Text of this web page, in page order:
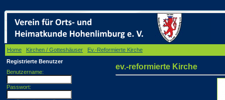
Home Kirchen / Gotteshäuser Ev.-Reformierte Kirche
Registrierte Benutzer
Benutzername:
Passwort:
ev.-reformierte Kirche